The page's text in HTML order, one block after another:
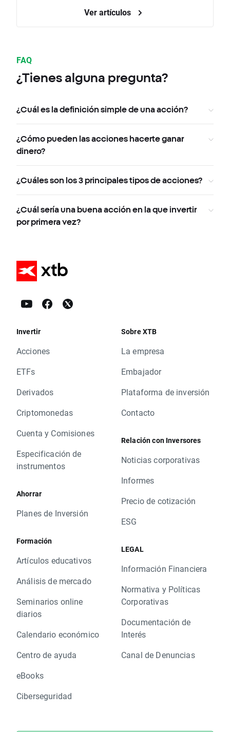
Ver artículos
FAQ
¿Tienes alguna pregunta?
¿Cuál es la definición simple de una acción?
¿Cómo pueden las acciones hacerte ganar
dinero?
¿Cuáles son los 3 principales tipos de acciones?
¿Cuál sería una buena acción en la que invertir
por primera vez?
Invertir
Acciones
ETFs
Derivados
Criptomonedas
Cuenta y Comisiones
Especificación de
instrumentos
Ahorrar
Planes de Inversión
Formación
Artículos educativos
Análisis de mercado
Seminarios online
diarios
Calendario económico
Centro de ayuda
eBooks
Ciberseguridad
Sobre XTB
La empresa
Embajador
Plataforma de inversión
Contacto
Relación con Inversores
Noticias corporativas
Informes
Precio de cotización
ESG
LEGAL
Información Financiera
Normativa y Políticas
Corporativas
Documentación de
Interés
Canal de Denuncias